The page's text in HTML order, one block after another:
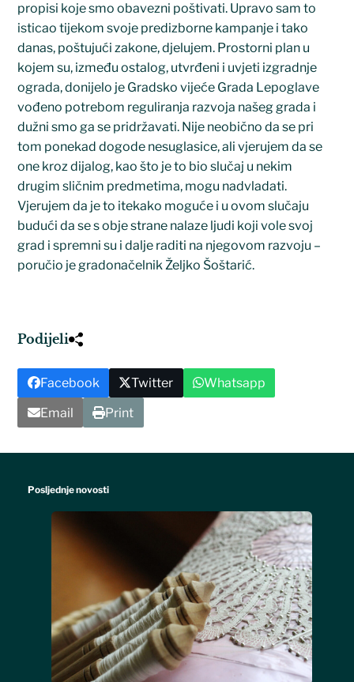
propisi koje smo obavezni poštivati. Upravo sam to
isticao tijekom svoje predizborne kampanje i tako
danas, poštujući zakone, djelujem. Prostorni plan u
kojem su, između ostalog, utvrđeni i uvjeti izgradnje
ograda, donijelo je Gradsko vijeće Grada Lepoglave
vođeno potrebom reguliranja razvoja našeg grada i
dužni smo ga se pridržavati. Nije neobično da se pri
tom ponekad dogode nesuglasice, ali vjerujem da se
one kroz dijalog, kao što je to bio slučaj u nekim
drugim sličnim predmetima, mogu nadvladati.
Vjerujem da je to itekako moguće i u ovom slučaju
budući da se s obje strane nalaze ljudi koji vole svoj
grad i spremni su i dalje raditi na njegovom razvoju –
poručio je gradonačelnik Željko Šoštarić.
Podijeli
Facebook Twitter
Whatsapp
Email
Print
Posljednje novosti